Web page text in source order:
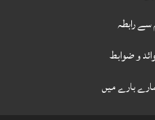
سے رابطہ
و ضوابط
بارے میں